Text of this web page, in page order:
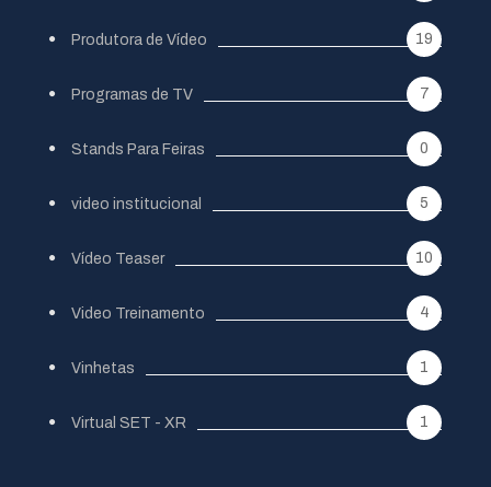
Produtora de Vídeo 19
Programas de TV 7
Stands Para Feiras 0
video institucional 5
Vídeo Teaser 10
Video Treinamento 4
Vinhetas 1
Virtual SET - XR 1